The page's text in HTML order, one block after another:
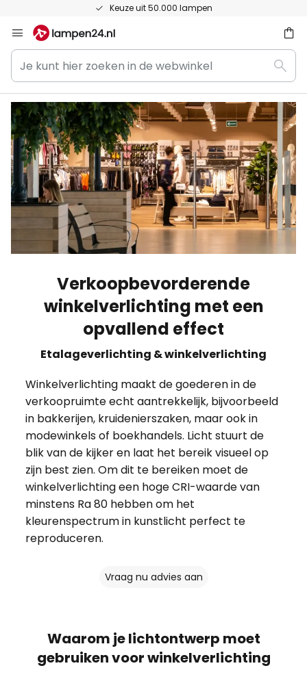
Keuze uit 50.000 lampen
naar
de
inhoud
Je
kunt
hier
zoeken
in
de
webwinkel
Verkoopbevorderende
winkelverlichting met een
opvallend effect
Etalageverlichting & winkelverlichting
Winkelverlichting maakt de goederen in de
verkoopruimte echt aantrekkelijk, bijvoorbeeld
in bakkerijen, kruidenierszaken, maar ook in
modewinkels of boekhandels. Licht stuurt de
blik van de kijker en laat het bereik visueel op
zijn best zien. Om dit te bereiken moet de
winkelverlichting een hoge CRI-waarde van
minstens Ra 80 hebben om het
kleurenspectrum in kunstlicht perfect te
reproduceren.
Vraag nu advies aan
Waarom je lichtontwerp moet
gebruiken voor winkelverlichting